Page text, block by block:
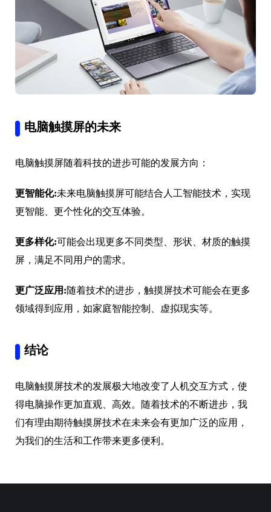
电脑触摸屏的未来
电脑触摸屏随着科技的进步可能的发展方向：
更智能化:未来电脑触摸屏可能结合人工智能技术，实现
更智能、更个性化的交互体验。
更多样化:可能会出现更多不同类型、形状、材质的触摸
屏，满足不同用户的需求。
更广泛应用:随着技术的进步，触摸屏技术可能会在更多
领域得到应用，如家庭智能控制、虚拟现实等。
结论
电脑触摸屏技术的发展极大地改变了人机交互方式，使
得电脑操作更加直观、高效。随着技术的不断进步，我
们有理由期待触摸屏技术在未来会有更加广泛的应用，
为我们的生活和工作带来更多便利。